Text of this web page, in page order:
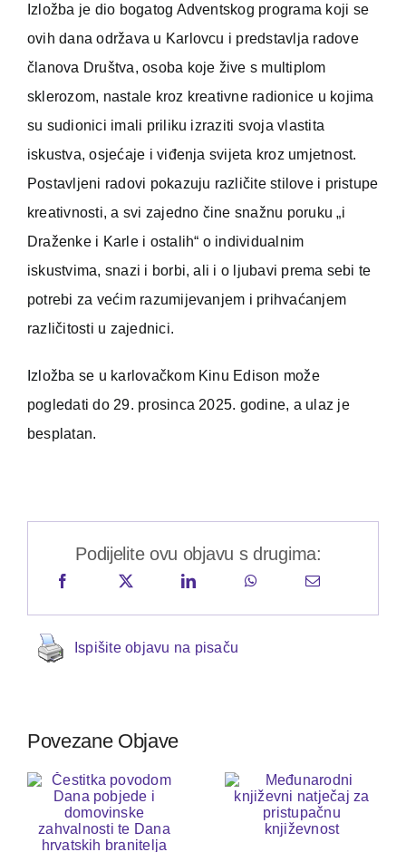
Izložba je dio bogatog Adventskog programa koji se
ovih dana održava u Karlovcu i predstavlja radove
članova Društva, osoba koje žive s multiplom
sklerozom, nastale kroz kreativne radionice u kojima
su sudionici imali priliku izraziti svoja vlastita
iskustva, osjećaje i viđenja svijeta kroz umjetnost.
Postavljeni radovi pokazuju različite stilove i pristupe
kreativnosti, a svi zajedno čine snažnu poruku „i
Draženke i Karle i ostalih“ o individualnim
iskustvima, snazi i borbi, ali i o ljubavi prema sebi te
potrebi za većim razumijevanjem i prihvaćanjem
različitosti u zajednici.
Izložba se u karlovačkom Kinu Edison može
pogledati do 29. prosinca 2025. godine, a ulaz je
besplatan.
Podijelite ovu objavu s drugima:
Ispišite objavu na pisaču
Povezane Objave